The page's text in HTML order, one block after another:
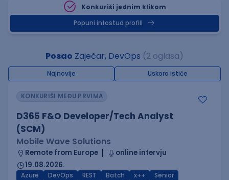
Konkuriši jednim klikom
Popuni infostud profill
Posao Zaječar, DevOps (2 oglasa)
Najnovije Uskoro ističe
KONKURIŠI MEĐU PRVIMA
D365 F&O Developer/Tech Analyst
(SCM)
Mobile Wave Solutions
Remote from Europe
online intervju
19.08.2026.
Azure DevOps REST Batch x++ Senior